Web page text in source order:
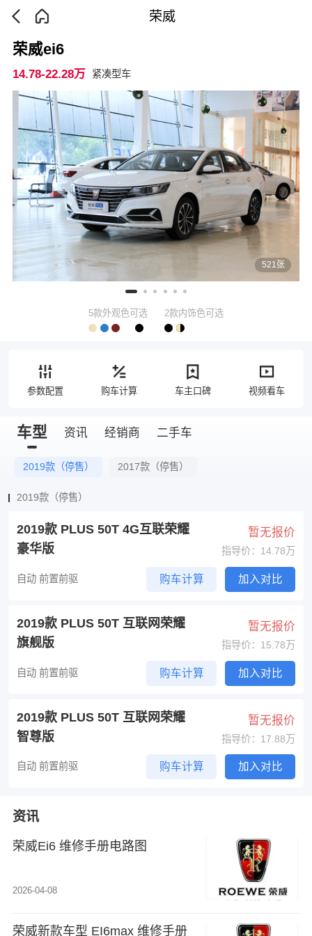
荣威
521张
荣威ei6
14.78-22.28万 紧凑型车
5款外观色可选 2款内饰色可选
参数配置 购车计算 车主口碑 视频看车
车型 资讯 经销商 二手车
2019款（停售） 2017款（停售）
2019款（停售）
2019款 PLUS 50T 4G互联荣耀
豪华版
暂无报价
指导价：14.78万
自动 前置前驱 购车计算 加入对比
2019款 PLUS 50T 互联网荣耀
旗舰版
暂无报价
指导价：15.78万
自动 前置前驱 购车计算 加入对比
2019款 PLUS 50T 互联网荣耀
智尊版
暂无报价
指导价：17.88万
自动 前置前驱 购车计算 加入对比
资讯
荣威Ei6 维修手册电路图
2026-04-08
荣威新款车型 EI6max 维修手册